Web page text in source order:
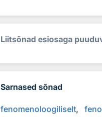
Liitsõnad esiosaga
Sarnased sõnad
fenomenoloogiliselt